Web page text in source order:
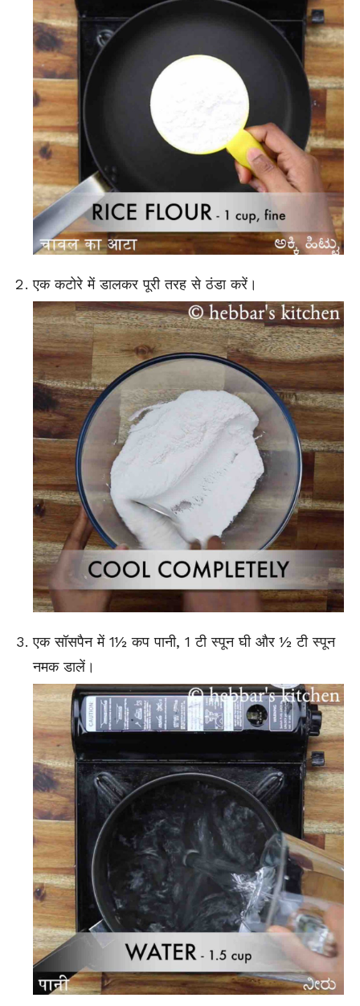
एक कटोरे में डालकर पूरी तरह से ठंडा करें।
एक सॉसपैन में 1½ कप पानी, 1 टी स्पून घी और ½ टी स्पून
नमक डालें।